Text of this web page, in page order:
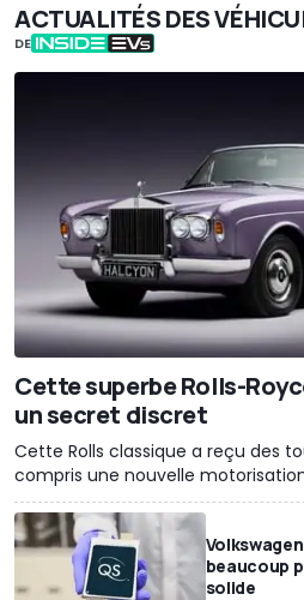
ACTUALITÉS DES
DE
Cette superbe Rolls-
un secret discret
Cette Rolls classique a reçu des
compris une nouvelle
beaucoup
solide